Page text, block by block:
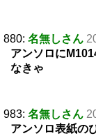
880: 名無しさん
アンソロに
なきゃ
983: 名無しさん
アンソロ表紙の